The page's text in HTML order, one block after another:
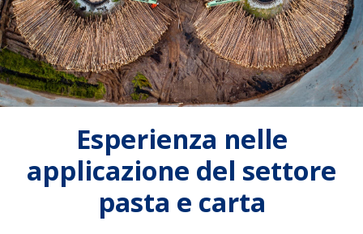
Esperienza nelle
applicazione del settore
pasta e carta